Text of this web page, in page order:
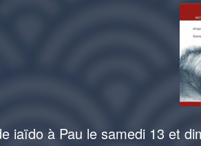
iaïdo à Pau le samedi 13 et